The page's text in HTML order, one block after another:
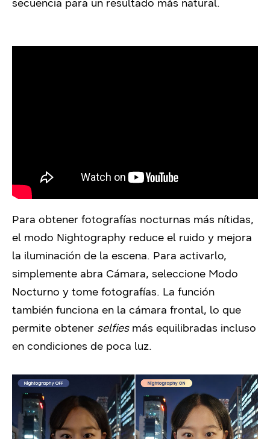
secuencia para un resultado más natural.
Para obtener fotografías nocturnas más nítidas,
el modo Nightography reduce el ruido y mejora
la iluminación de la escena. Para activarlo,
simplemente abra Cámara, seleccione Modo
Nocturno y tome fotografías. La función
también funciona en la cámara frontal, lo que
permite obtener selfiesmás equilibradas incluso
en condiciones de poca luz.